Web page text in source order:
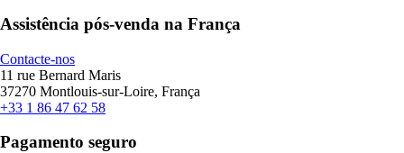
Assistência pós-venda na França
Contacte-nos
11 rue Bernard Maris
37270 Montlouis-sur-Loire, França
+33 1 86 47 62 58
Pagamento seguro